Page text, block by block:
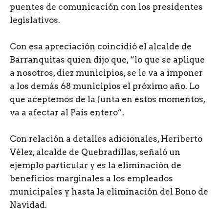
puentes de comunicación con los presidentes
legislativos.
Con esa apreciación coincidió el alcalde de
Barranquitas quien dijo que, “lo que se aplique
a nosotros, diez municipios, se le va a imponer
a los demás 68 municipios el próximo año. Lo
que aceptemos de la Junta en estos momentos,
va a afectar al País entero”.
Con relación a detalles adicionales, Heriberto
Vélez, alcalde de Quebradillas, señaló un
ejemplo particular y es la eliminación de
beneficios marginales a los empleados
municipales y hasta la eliminación del Bono de
Navidad.